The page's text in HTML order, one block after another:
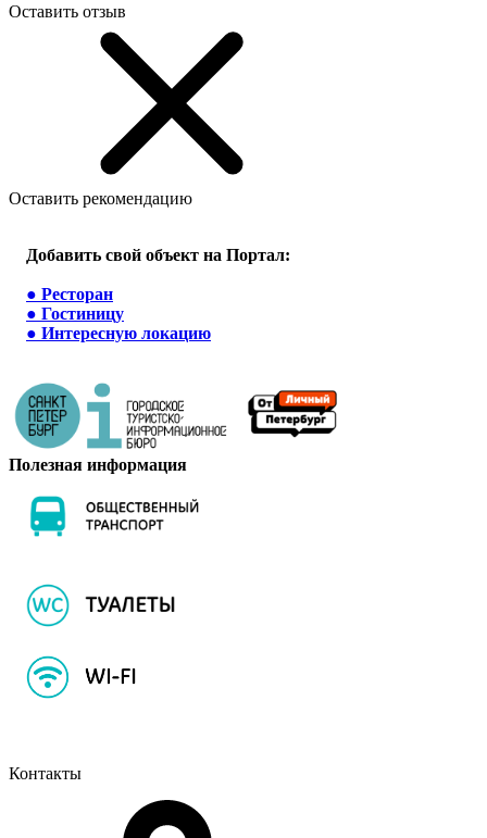
Оставить отзыв
Оставить рекомендацию
Добавить свой объект на Портал:
● Ресторан
● Гостиницу
● Интересную локацию
Полезная информация
Контакты